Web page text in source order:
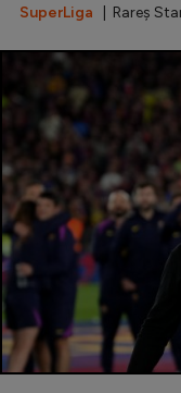
SuperLiga | Rareș